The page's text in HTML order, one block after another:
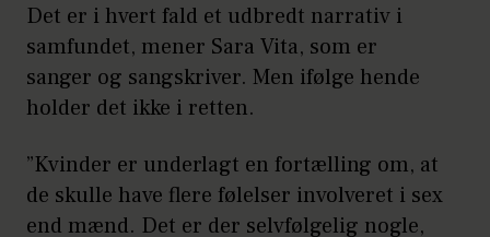
Det er i hvert fald et udbredt narrativ i
samfundet, mener Sara Vita, som er
sanger og sangskriver. Men ifølge hende
holder det ikke i retten.
”Kvinder er underlagt en fortælling om, at
de skulle have flere følelser involveret i sex
end mænd. Det er der selvfølgelig nogle,